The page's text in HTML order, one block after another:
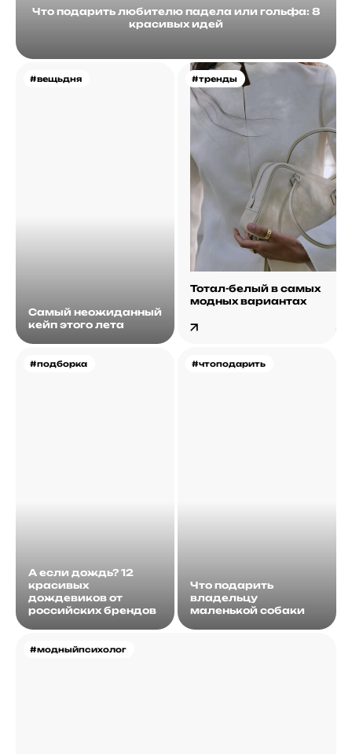
Что подарить любителю падела или гольфа: 8
красивых идей
#вещьдня
Самый неожиданный
кейп этого лета
#тренды
Тотал-белый в самых
модных вариантах
#подборка
А если дождь? 12
красивых
дождевиков от
российских брендов
#модныйпсихолог
#чтоподарить
Что подарить
владельцу
маленькой собаки